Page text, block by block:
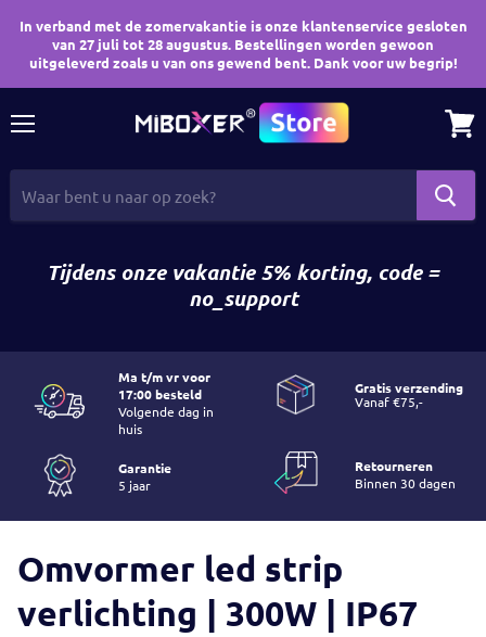
In verband met de zomervakantie is onze klantenservice gesloten
van 27 juli tot 28 augustus. Bestellingen worden gewoon
uitgeleverd zoals u van ons gewend bent. Dank voor uw begrip!
Tijdens onze vakantie 5% korting, code =
no_support
Ma t/m vr voor
17:00 besteld
Volgende dag in
huis
Gratis verzending
Garantie
5 jaar
Retourneren
Binnen 30 dagen
Omvormer led strip
verlichting | 300W | IP67